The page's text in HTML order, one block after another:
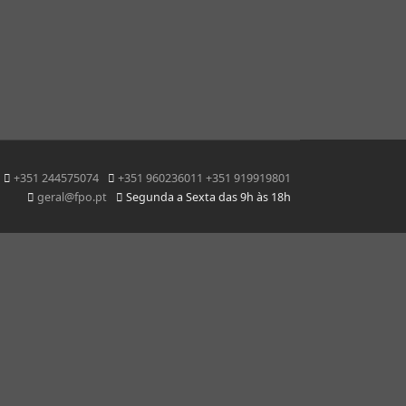
+351 244575074
+351 960236011 +351 919919801
geral@fpo.pt
Segunda a Sexta das 9h às 18h